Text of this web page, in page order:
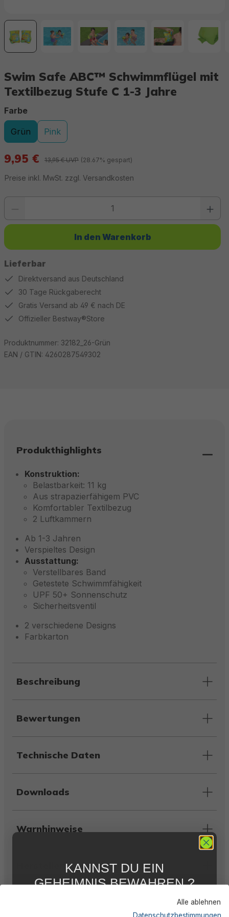
Swim Safe ABC™ Schwimmflügel mit
Textilbezug Stufe C 1-3 Jahre
9,95 € 13,95 € UVP (28.67% gespart)
Preise inkl. MwSt. zzgl. Versandkosten
Lieferbar
Farbeauswählen
Grün Pink
Produkt Anzahl: Gib den gewünschten Wert ein oder benutze die
In den Warenkorb
Direktversand aus Deutschland
30 Tage Rückgaberecht
Gratis Versand ab 49 € nach DE
Offizieller Bestway®Store
Produktnummer: 32182_26-Grün
EAN / GTIN: 4260287549302
Produkthighlights
Konstruktion:
Belastbarkeit: 11 kg
Aus strapazierfähigem PVC
Komfortabler Textilbezug
2 Luftkammern
Ab 1-3 Jahren
Verspieltes Design
Ausstattung:
Verstellbares Band
Getestete Schwimmfähigkeit
UPF 50+ Sonnenschutz
Sicherheitsventil
2 verschiedene Designs
Farbkarton
Beschreibung
Bewertungen
Technische Daten
Downloads
Warnhinweise
Herstellerinformation
Alle ablehnen
Datenschutzbestimmungen
KANNST DU EIN
GEHEIMNIS BEWAHREN ?
FÜR DICH